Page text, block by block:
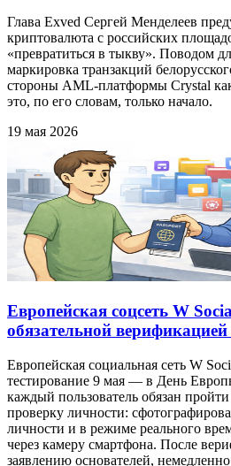
Глава Exved Сергей Менделеев
криптовалюта с российских
«превратиться в тыкву». Поводом
маркировка транзакций
стороны AML-платформы Crystal
это, по его словам, только начало.
19 мая 2026
Европейская соцсеть W
обязательной
Европейская социальная сеть W
тестирование 9 мая — в День
каждый пользователь обязан
проверку личности:
личности и в режиме реального
через камеру смартфона. После
заявлению основателей,